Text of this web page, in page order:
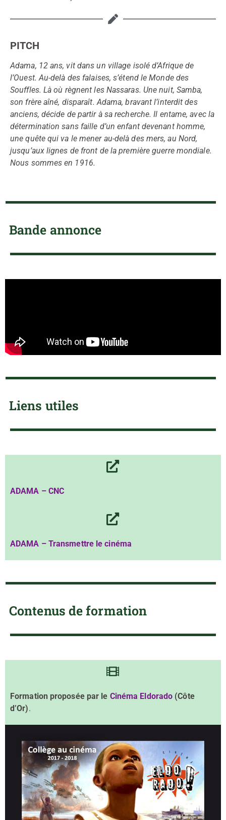
PITCH
Adama, 12 ans, vit dans un village isolé d’Afrique de
l’Ouest. Au-delà des falaises, s’étend le Monde des
Souffles. Là où règnent les Nassaras. Une nuit, Samba,
son frère aîné, disparaît. Adama, bravant l’interdit des
anciens, décide de partir à sa recherche. Il entame, avec la
détermination sans faille d’un enfant devenant homme,
une quête qui va le mener au-delà des mers, au Nord,
jusqu’aux lignes de front de la première guerre mondiale.
Nous sommes en 1916.
Bande annonce
Liens utiles
ADAMA – CNC
ADAMA – Transmettre le cinéma
Contenus de formation
Formation proposée par le Cinéma Eldorado (Côte
d’Or).